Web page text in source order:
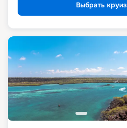
Выбрать круиз